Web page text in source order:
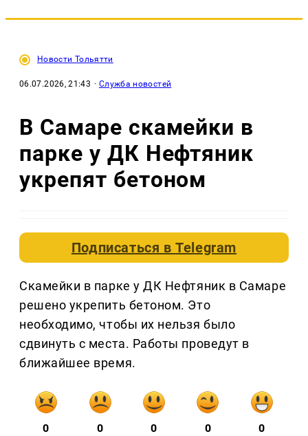
Новости Тольятти
06.07.2026, 21:43 · Служба новостей
В Самаре скамейки в
парке у ДК Нефтяник
укрепят бетоном
Подписаться вTelegram
Скамейки в парке у ДК Нефтяник в Самаре
решено укрепить бетоном. Это
необходимо, чтобы их нельзя было
сдвинуть с места. Работы проведут в
ближайшее время.
0 0 0 0 0